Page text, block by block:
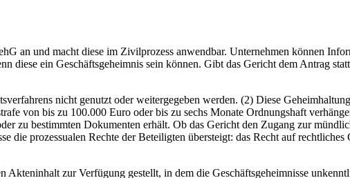
an und macht diese im Zivilprozess anwendbar. Unternehmen können
diese ein Geschäftsgeheimnis sein können. Gibt das Gericht dem Antrag
nicht genutzt oder weitergegeben werden. (2) Diese
von bis zu 100.000 Euro oder bis zu sechs Monate Ordnungshaft
zu bestimmten Dokumenten erhält. Ob das Gericht den Zugang zur
die prozessualen Rechte der Beteiligten übersteigt: das Recht auf
zur Verfügung gestellt, in dem die Geschäftsgeheimnisse